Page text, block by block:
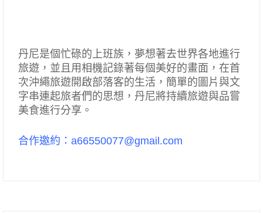
丹尼是個忙碌的上班族，夢想著去世界各地進行
旅遊，並且用相機記錄著每個美好的畫面，在首
次沖繩旅遊開啟部落客的生活，簡單的圖片與文
字串連起旅者們的思想，丹尼將持續旅遊與品嘗
美食進行分享。
合作邀約：a66550077@gmail.com